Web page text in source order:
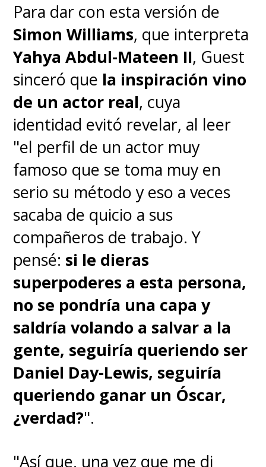
Para dar con esta versión de
Simon Williams, que interpreta
Yahya Abdul-Mateen II, Guest
sinceró que la inspiración vino
de un actor real, cuya
identidad evitó revelar, al leer
"el perfil de un actor muy
famoso que se toma muy en
serio su método y eso a veces
sacaba de quicio a sus
compañeros de trabajo. Y
pensé: si le dieras
superpoderes a esta persona,
no se pondría una capa y
saldría volando a salvar a la
gente, seguiría queriendo ser
Daniel Day-Lewis, seguiría
queriendo ganar un Óscar,
¿verdad?".
"Así que, una vez que me di